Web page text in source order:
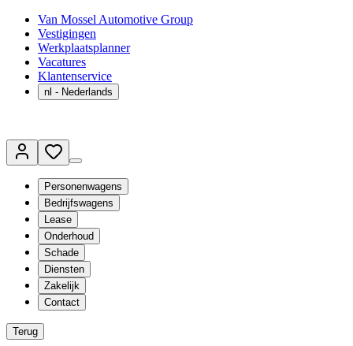
Van Mossel Automotive Group
Vestigingen
Werkplaatsplanner
Vacatures
Klantenservice
nl - Nederlands
Personenwagens
Bedrijfswagens
Lease
Onderhoud
Schade
Diensten
Zakelijk
Contact
Terug